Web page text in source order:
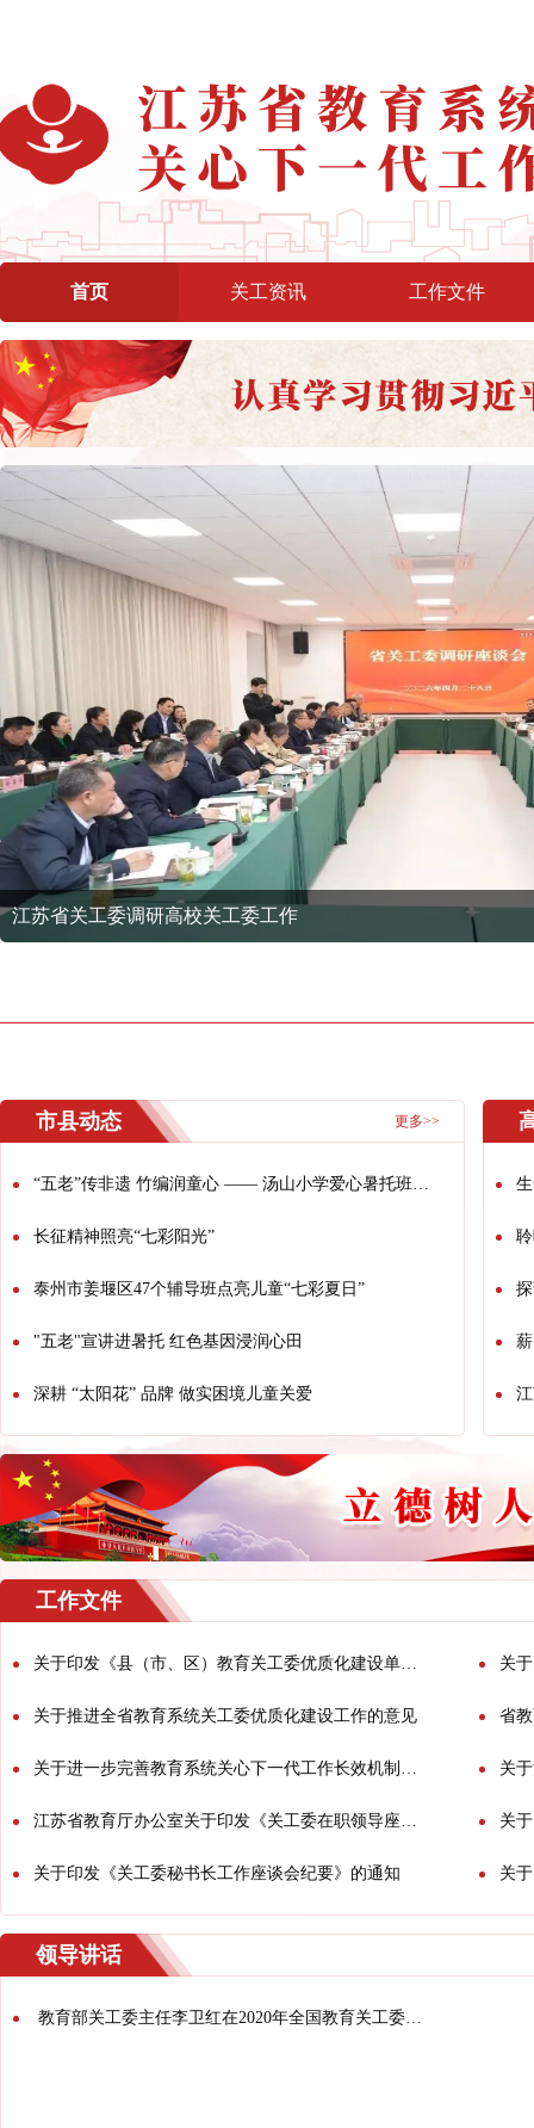
首页 关工资讯 工作文件
江苏省关工委调研高校关工委工作
市县动态 更多>>
“五老”传非遗 竹编润童心 —— 汤山小学爱心暑托班开展竹编公益课堂
长征精神照亮“七彩阳光”
泰州市姜堰区47个辅导班点亮儿童“七彩夏日”
"五老"宣讲进暑托 红色基因浸润心田
深耕 “太阳花” 品牌 做实困境儿童关爱
生
探
江
工作文件
关于印发《县（市、区）教育关工委优质化建设单位申报审核工作实施方案》的通知 关于
关于推进全省教育系统关工委优质化建设工作的意见 省教育
关于进一步完善教育系统关心下一代工作长效机制的通知 关于深
江苏省教育厅办公室关于印发《关工委在职领导座谈会纪要》的通知 关
关于印发《关工委秘书长工作座谈会纪要》的通知 关于
领导讲话
教育部关工委主任李卫红在2020年全国教育关工委干部培训班上的讲话